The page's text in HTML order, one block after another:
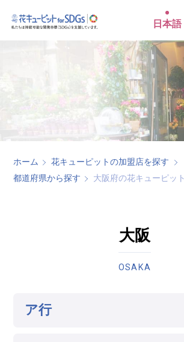
日本語
ホーム
花キューピットの加盟店を探す
都道府県から探す
大阪府の花キューピッ
大阪
OSAKA
ア行